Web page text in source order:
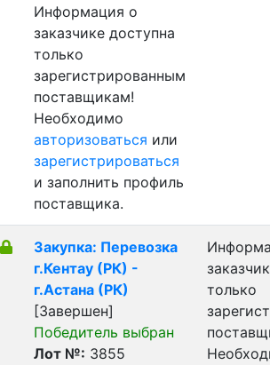
Информация о
заказчике доступна
только
зарегистрированным
поставщикам!
Необходимо
авторизоваться или
зарегистрироваться
и заполнить профиль
поставщика.
Закупка: Перевозка
г.Кентау (РК) -
г.Астана (РК)
[Завершен]
Победитель выбран
Лот №: 3855
только